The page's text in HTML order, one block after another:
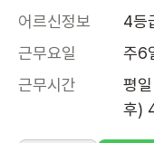
어르신정보
4등
근무요일
주6
근무시간
평
후)